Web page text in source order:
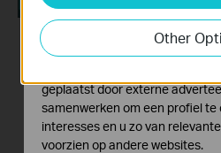
What should I do if I
internet? - Using a
cable modem and a
TP-Link router
Other
activiteiten op onze website te
functionaliteit van de website
verbeteren.
geplaatst door externe
samenwerken om een profiel
interesses en u zo van
voorzien op andere websites.